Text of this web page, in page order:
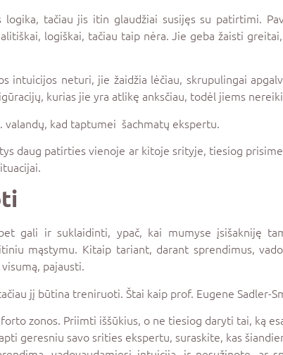
tačiau jis itin glaudžiai susijęs su patirtimi.
logiškai, tačiau taip nėra. Jie geba žaisti
intuicijos neturi, jie žaidžia lėčiau, skrupulingai
kurias jie yra atlikę anksčiau, todėl jiems
valandų, kad taptumei šachmatų ekspertu.
daug patirties vienoje ar kitoje srityje, tiesiog
gali ir suklaidinti, ypač, kai mumyse įsišakniję
mąstymu. Kitaip tariant, darant sprendimus,
pajausti.
jį būtina treniruoti. Štai kaip prof. Eugene Sadler-
zonos. Priimti iššūkius, o ne tiesiog daryti tai, ką
geresniu savo srities ekspertu, suraskite, kas